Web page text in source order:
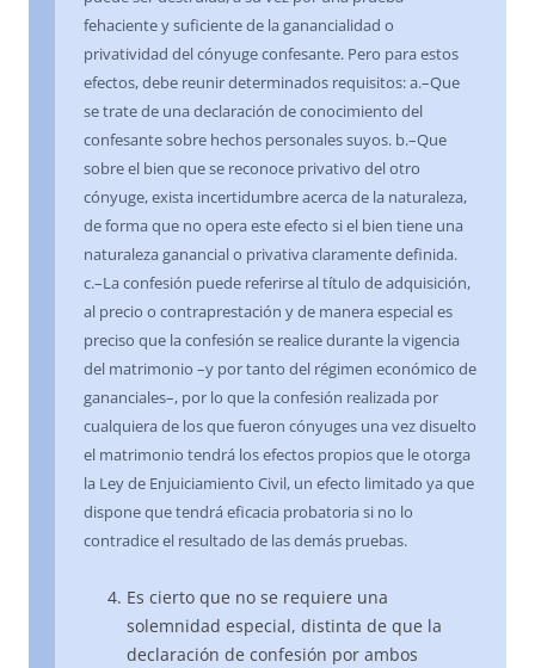
fehaciente y suficiente de la ganancialidad o
privatividad del cónyuge confesante. Pero para estos
efectos, debe reunir determinados requisitos: a.–Que
se trate de una declaración de conocimiento del
confesante sobre hechos personales suyos. b.–Que
sobre el bien que se reconoce privativo del otro
cónyuge, exista incertidumbre acerca de la naturaleza,
de forma que no opera este efecto si el bien tiene una
naturaleza ganancial o privativa claramente definida.
c.–La confesión puede referirse al título de adquisición,
al precio o contraprestación y de manera especial es
preciso que la confesión se realice durante la vigencia
del matrimonio –y por tanto del régimen económico de
gananciales–, por lo que la confesión realizada por
cualquiera de los que fueron cónyuges una vez disuelto
el matrimonio tendrá los efectos propios que le otorga
la Ley de Enjuiciamiento Civil, un efecto limitado ya que
dispone que tendrá eficacia probatoria si no lo
contradice el resultado de las demás pruebas.
Es cierto que no se requiere una
solemnidad especial, distinta de que la
declaración de confesión por ambos